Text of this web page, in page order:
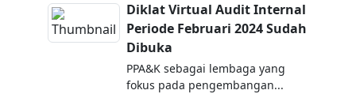
Diklat Virtual Audit Internal
Periode Februari 2024 Sudah
Dibuka
PPA&K sebagai lembaga yang
fokus pada pengembangan...